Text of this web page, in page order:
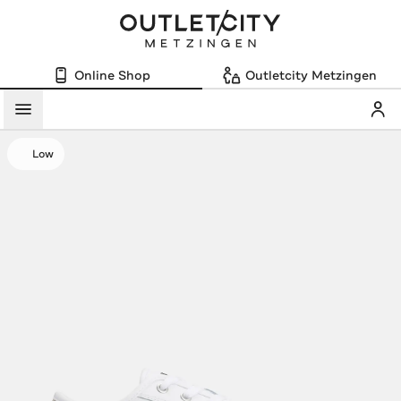
Online Shop Outletcity Metzingen
Menü
Low